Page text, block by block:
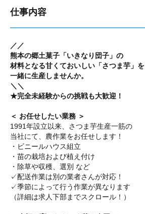
仕事内容
／／
熊本の郷土菓子「いきなり団子」の
材料となる甘くておいしい「さつま芋」を
一緒に生産しませんか。
＼＼
★完全未経験からの挑戦も大歓迎！
＜ お任せしたい業務 ＞
1991年設立以来、さつま芋生産一筋の
当社にて、農作業をお任せします！
・ビニールハウス組立
・苗の栽培および植え付け
・除草や収穫、選別 など
✓配送作業は別の業者さんが対応！
✓季節によって行う作業が異なります
（詳細は求人下部までスクロール！）